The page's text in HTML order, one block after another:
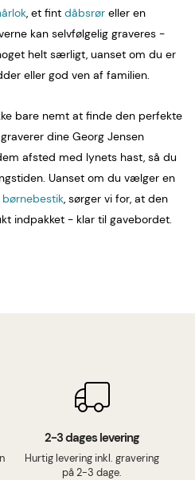
, et fint dåbsrør eller en
kan selvfølgelig graveres -
helt særligt, uanset om du er
eller god ven af familien.
bare nemt at finde den perfekte
dine Georg Jensen
afsted med lynets hast, så du
Uanset om du vælger en
børnebestik, sørger vi for, at den
indpakket - klar til gavebordet.
2-3 dages levering
Hurtig levering inkl. gravering
på 2-3 dage.